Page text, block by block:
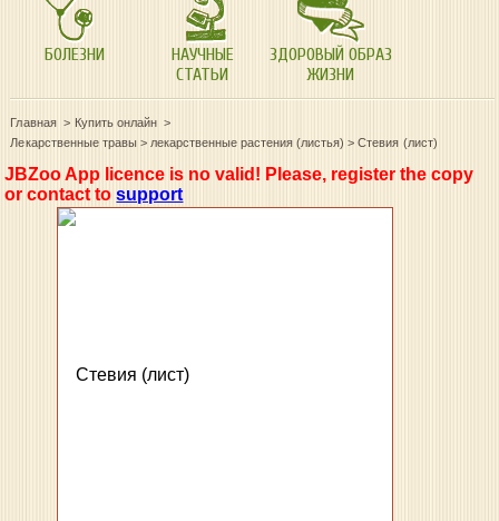
БОЛЕЗНИ
НАУЧНЫЕ
СТАТЬИ
ЗДОРОВЫЙ ОБРАЗ
ЖИЗНИ
Главная
Купить онлайн
Лекарственные травы > лекарственные растения (листья)>Стевия (лист)
JBZoo App licence is no valid! Please, register the copy
or contact tosupport